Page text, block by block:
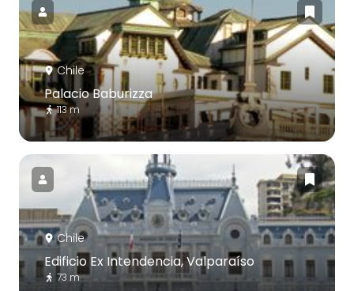
Chile
Palacio Baburizza
113 m
Chile
Edificio Ex Intendencia, Valparaíso
73 m